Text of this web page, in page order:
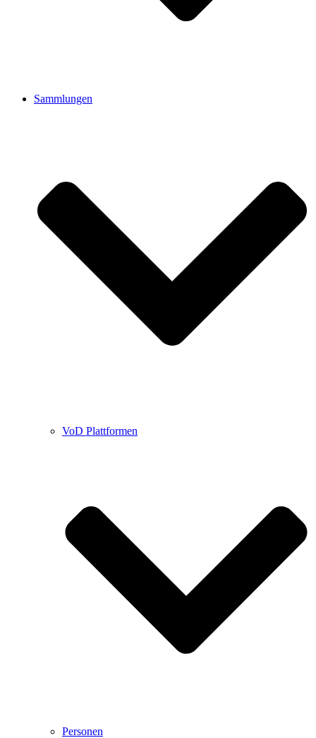
Sammlungen
VoD Plattformen
Personen